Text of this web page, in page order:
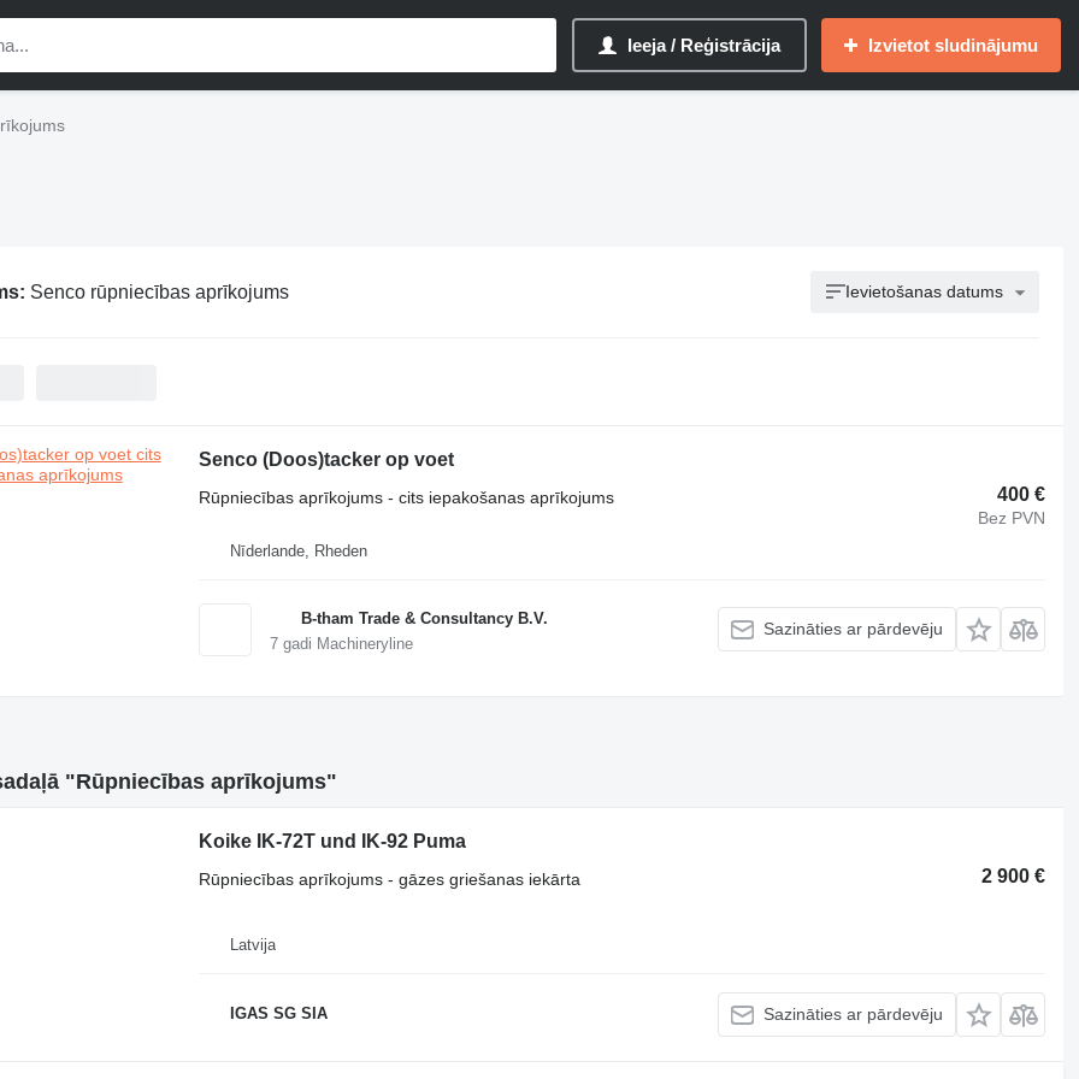
Ieeja / Reģistrācija Izvietot sludinājumu
Senco rūpniecības aprīkojums Ievietošanas datums
Senco (Doos)tacker op voet
400 €
Bez PVN
Rūpniecības aprīkojums - cits iepakošanas aprīkojums
Nīderlande, Rheden
B-tham Trade & Consultancy B.V.
7gadi Machineryline
Sazināties ar pārdevēju
"Rūpniecības aprīkojums"
Koike IK-72T und IK-92 Puma
2 900 €
Rūpniecības aprīkojums - gāzes griešanas iekārta
Latvija
IGAS SG SIA Sazināties ar pārdevēju